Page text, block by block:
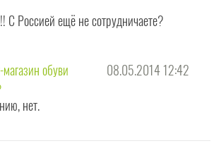
С Россией ещё не сотрудничаете?
обуви
08.05.2014 12:42
нет.